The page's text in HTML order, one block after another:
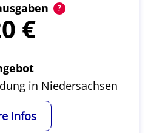
in Niedersachsen
Infos